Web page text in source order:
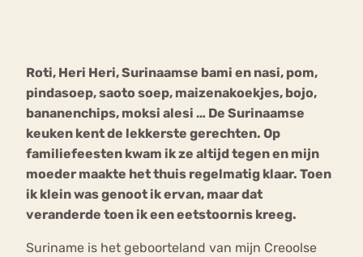
Roti, Heri Heri, Surinaamse bami en nasi, pom,
pindasoep, saoto soep, maizenakoekjes, bojo,
bananenchips, moksi alesi … De Surinaamse
keuken kent de lekkerste gerechten. Op
familiefeesten kwam ik ze altijd tegen en mijn
moeder maakte het thuis regelmatig klaar. Toen
ik klein was genoot ik ervan, maar dat
veranderde toen ik een eetstoornis kreeg.
Suriname is het geboorteland van mijn Creoolse
Forum
mia
Nerv
osa
Eetstoornis Anorexia Nervosa
Eetbuien Piekeren Sport
Trauma
Orthorexia
Afvallen Angst